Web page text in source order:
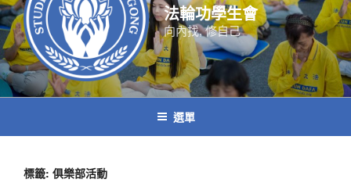
要
內
容
法輪功學生會
向內找, 修自己
選單
標籤: 俱樂部活動